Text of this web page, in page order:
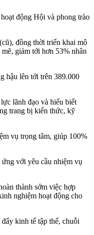
động Hội và phong trào
đồng thời triển khai mô
giảm tới hơn 53% nhân
hậu lên tới trên 389.000
lãnh đạo và hiểu biết
trang bị kiến thức, kỹ
vụ trọng tâm, giúp 100%
với yêu cầu nhiệm vụ
thành sớm việc hợp
nghiệm hoạt động cho
kinh tế tập thể, chuỗi